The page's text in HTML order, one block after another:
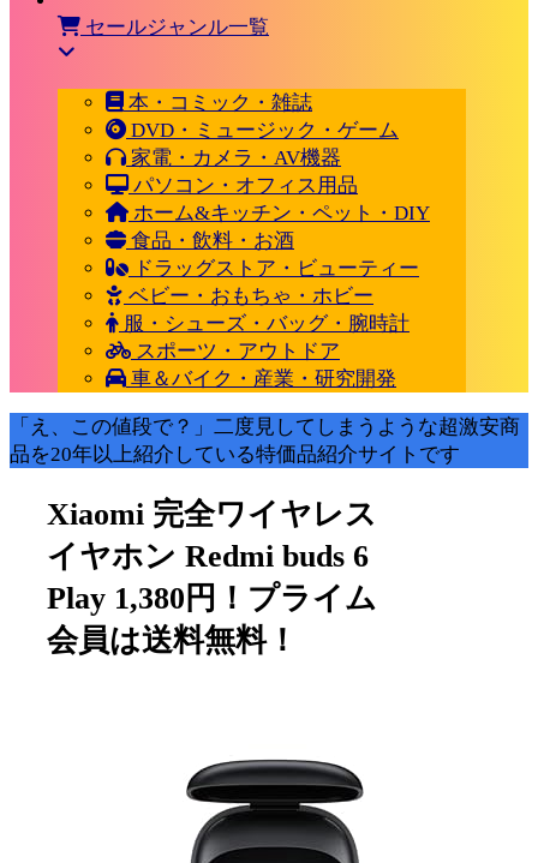
セールジャンル一覧
本・コミック・雑誌
DVD・ミュージック・ゲーム
家電・カメラ・AV機器
パソコン・オフィス用品
ホーム&キッチン・ペット・DIY
食品・飲料・お酒
ドラッグストア・ビューティー
ベビー・おもちゃ・ホビー
服・シューズ・バッグ・腕時計
スポーツ・アウトドア
車＆バイク・産業・研究開発
「え、この値段で？」二度見してしまうような超激安商
品を20年以上紹介している特価品紹介サイトです
Xiaomi 完全ワイヤレス
イヤホン Redmi buds 6
Play 1,380円！プライム
会員は送料無料！